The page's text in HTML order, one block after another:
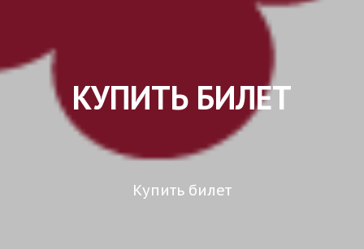
КУПИТЬ БИЛЕТ
Купить билет